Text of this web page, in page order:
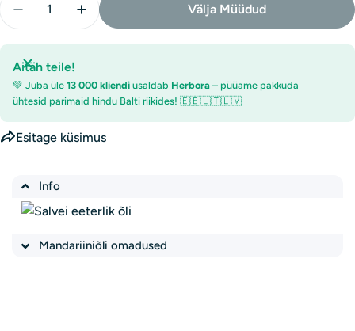
Vähenda Bilovit Mandariini Eeterlik Õli - 1000 Ml
Suurenda Bilovit Mandariini Eeterlik Õli -
Välja Müüdud
Aitäh teile!
💚 Juba üle 13 000 kliendi usaldab Herbora – püüame pakkuda
ühtesid parimaid hindu Balti riikides! 🇪🇪🇱🇹🇱🇻
Esitage küsimus
Info
Mandariiniõli omadused